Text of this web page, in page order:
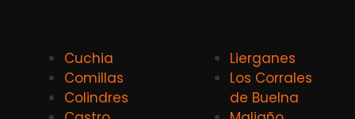
Cuchia
Comillas
Colindres
Lierganes
Los Corrales
de Buelna